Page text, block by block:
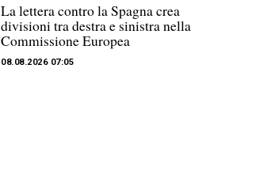
La lettera contro la Spagna crea
divisioni tra destra e sinistra nella
Commissione Europea
08.08.2026 07:05